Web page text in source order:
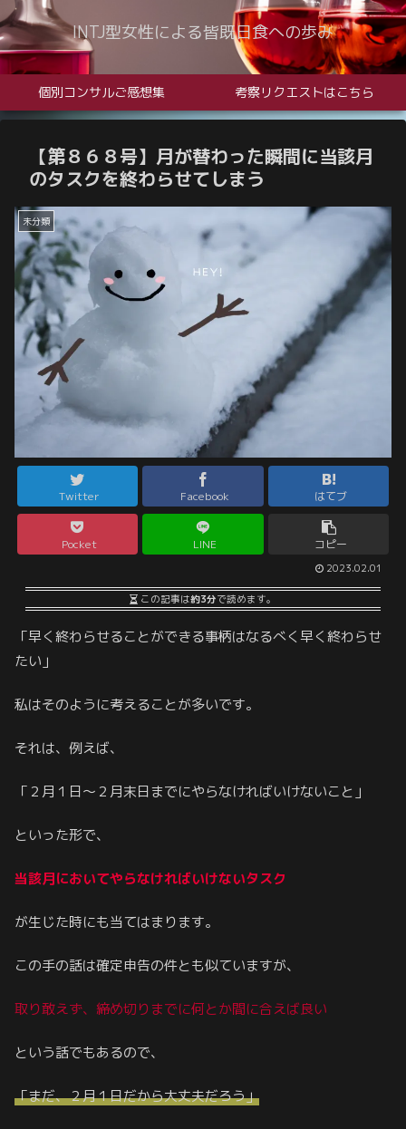
INTJ型女性による皆既日食への歩み
個別コンサルご感想集 考察リクエストはこちら
【第８６８号】月が替わった瞬間に当該月
のタスクを終わらせてしまう
未分類
Twitter Facebook はてブ
Pocket LINE コピー
2023.02.01
この記事は約3分で読めます。
「早く終わらせることができる事柄はなるべく早く終わらせ
たい」
私はそのように考えることが多いです。
それは、例えば、
「２月１日～２月末日までにやらなければいけないこと」
といった形で、
当該月においてやらなければいけないタスク
が生じた時にも当てはまります。
この手の話は確定申告の件とも似ていますが、
取り敢えず、締め切りまでに何とか間に合えば良い
という話でもあるので、
「まだ、２月１日だから大丈夫だろう」